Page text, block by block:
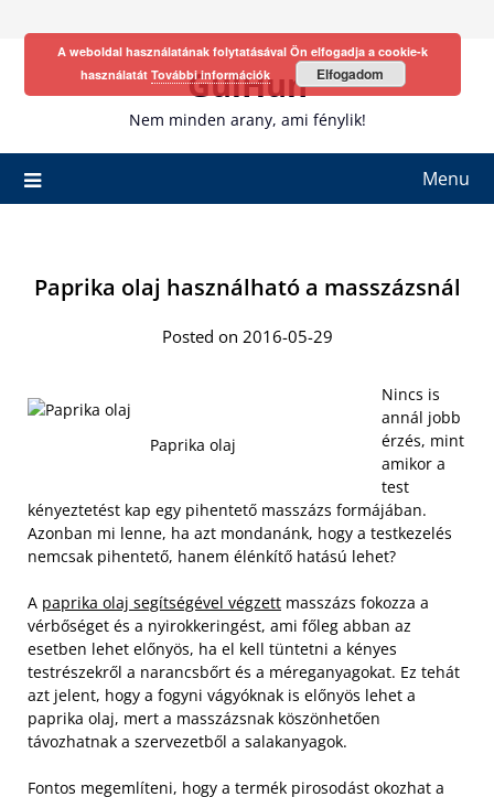
GulHun
Nem minden arany, ami fénylik!
Menu
Paprika olaj használható a masszázsnál
Posted on 2016-05-29
Paprika olaj
Nincs is
annál jobb
érzés, mint
amikor a
test
kényeztetést kap egy pihentető masszázs formájában.
Azonban mi lenne, ha azt mondanánk, hogy a testkezelés
nemcsak pihentető, hanem élénkítő hatású lehet?
A paprika olaj segítségével végzett masszázs fokozza a
vérbőséget és a nyirokkeringést, ami főleg abban az
esetben lehet előnyös, ha el kell tüntetni a kényes
testrészekről a narancsbőrt és a méreganyagokat. Ez tehát
azt jelent, hogy a fogyni vágyóknak is előnyös lehet a
paprika olaj, mert a masszázsnak köszönhetően
távozhatnak a szervezetből a salakanyagok.
Fontos megemlíteni, hogy a termék pirosodást okozhat a
A weboldal használatának folytatásával Ön elfogadja a cookie-k
használatát További információk Elfogadom